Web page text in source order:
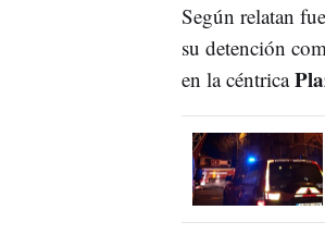
Según relatan
su detención
en la céntrica